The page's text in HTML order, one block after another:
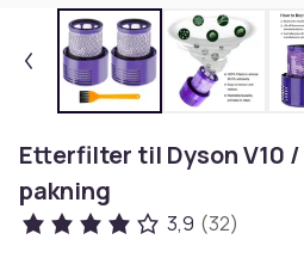
Etterfilter til Dyson V10
pakning
3,9 (32)